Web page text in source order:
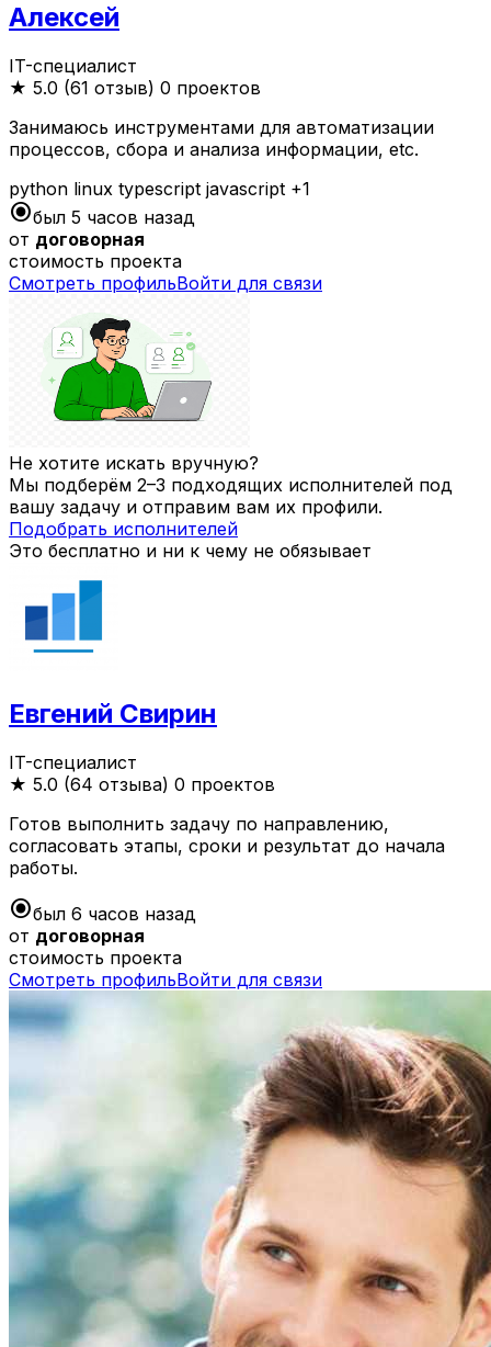
Алексей
IT-специалист
★ 5.0 (61 отзыв) 0 проектов
Занимаюсь инструментами для автоматизации
процессов, сбора и анализа информации, etc.
python linux typescript javascript +1
radio_button_checkedбыл 5 часов назад
от договорная
стоимость проекта
Смотреть профильВойти для связи
Не хотите искать вручную?
Мы подберём 2–3 подходящих исполнителей под
вашу задачу и отправим вам их профили.
Подобрать исполнителей
Это бесплатно и ни к чему не обязывает
Евгений Свирин
IT-специалист
★ 5.0 (64 отзыва) 0 проектов
Готов выполнить задачу по направлению,
согласовать этапы, сроки и результат до начала
работы.
radio_button_checkedбыл 6 часов назад
от договорная
стоимость проекта
Смотреть профильВойти для связи